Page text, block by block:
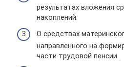
результатах вложения
накоплений.
О средствах
направленного на
части трудовой пенсии.